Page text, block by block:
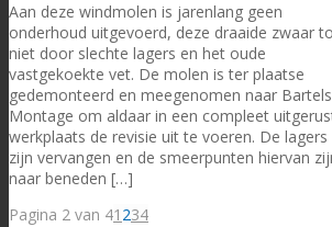
Aan deze windmolen is jarenlang geen
onderhoud uitgevoerd, deze draaide zwaar
niet door slechte lagers en het oude
vastgekoekte vet. De molen is ter plaatse
gedemonteerd en meegenomen naar Bartels
Montage om aldaar in een compleet
werkplaats de revisie uit te voeren. De lagers
zijn vervangen en de smeerpunten hiervan
naar beneden […]
Pagina 2 van 41 234